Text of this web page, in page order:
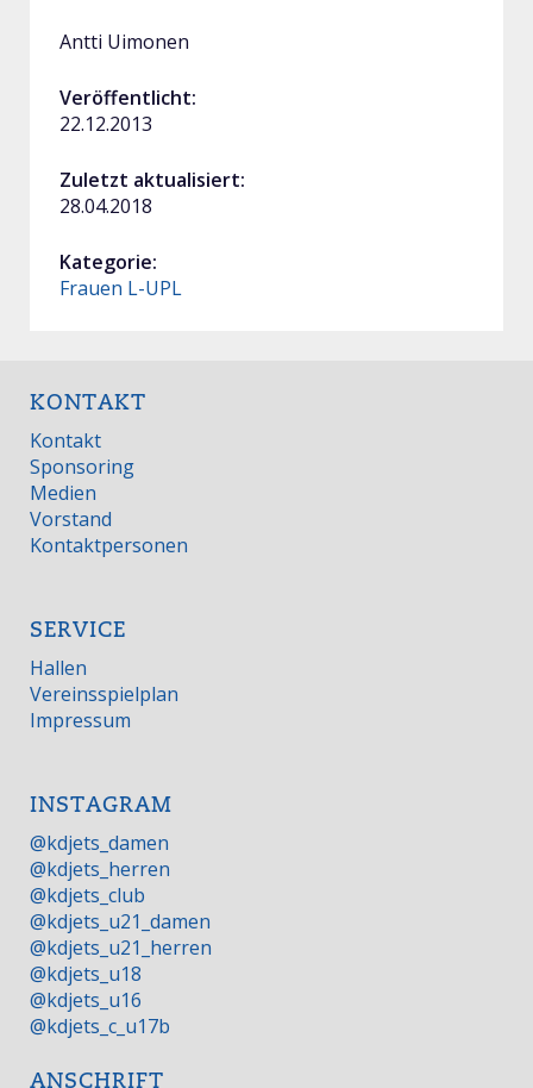
Antti Uimonen
Veröffentlicht:
22.12.2013
Zuletzt aktualisiert:
28.04.2018
Kategorie:
Frauen L-UPL
KONTAKT
Kontakt
Sponsoring
Medien
Vorstand
Kontaktpersonen
SERVICE
Hallen
Vereinsspielplan
Impressum
INSTAGRAM
@kdjets_damen
@kdjets_herren
@kdjets_club
@kdjets_u21_damen
@kdjets_u21_herren
@kdjets_u18
@kdjets_u16
@kdjets_c_u17b
ANSCHRIFT